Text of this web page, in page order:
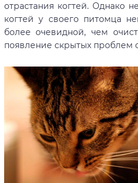
отрастания когтей. Однако
когтей у своего питомца
более очевидной, чем
появление скрытых проблем